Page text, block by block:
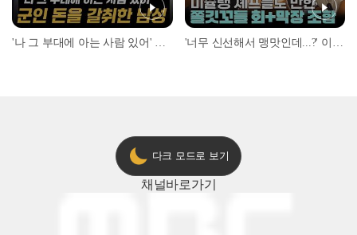
다크 모드로 보기
채널바로가기